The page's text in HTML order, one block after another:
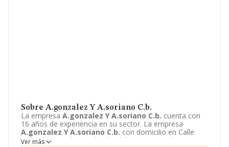
Sobre A.gonzalez Y A.soriano C.b.
La empresa A.gonzalez Y A.soriano C.b. cuenta con
16 años de experiencia en su sector. La empresa
A.gonzalez Y A.soriano C.b. con domicilio en Calle
Holanda, 13, L'hospitalet de Llobregat, Barcelona. Su
Ver más